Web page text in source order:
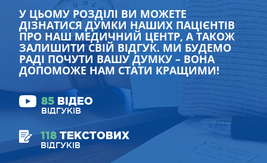
У ЦЬОМУ РОЗДІЛІ ВИ МОЖЕТЕ
ДІЗНАТИСЯ ДУМКИ НАШИХ ПАЦІЄНТІВ
ПРО НАШ МЕДИЧНИЙ ЦЕНТР, А ТАКОЖ
ЗАЛИШИТИ СВІЙ ВІДГУК. МИ БУДЕМО
РАДІ ПОЧУТИ ВАШУ ДУМКУ – ВОНА
ДОПОМОЖЕ НАМ СТАТИ КРАЩИМИ!
85 ВІДЕО
ВІДГУКІВ
118 ТЕКСТОВИХ
ВІДГУКІВ